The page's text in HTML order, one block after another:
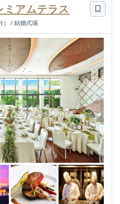
ミアムテラス
/ 結婚式場